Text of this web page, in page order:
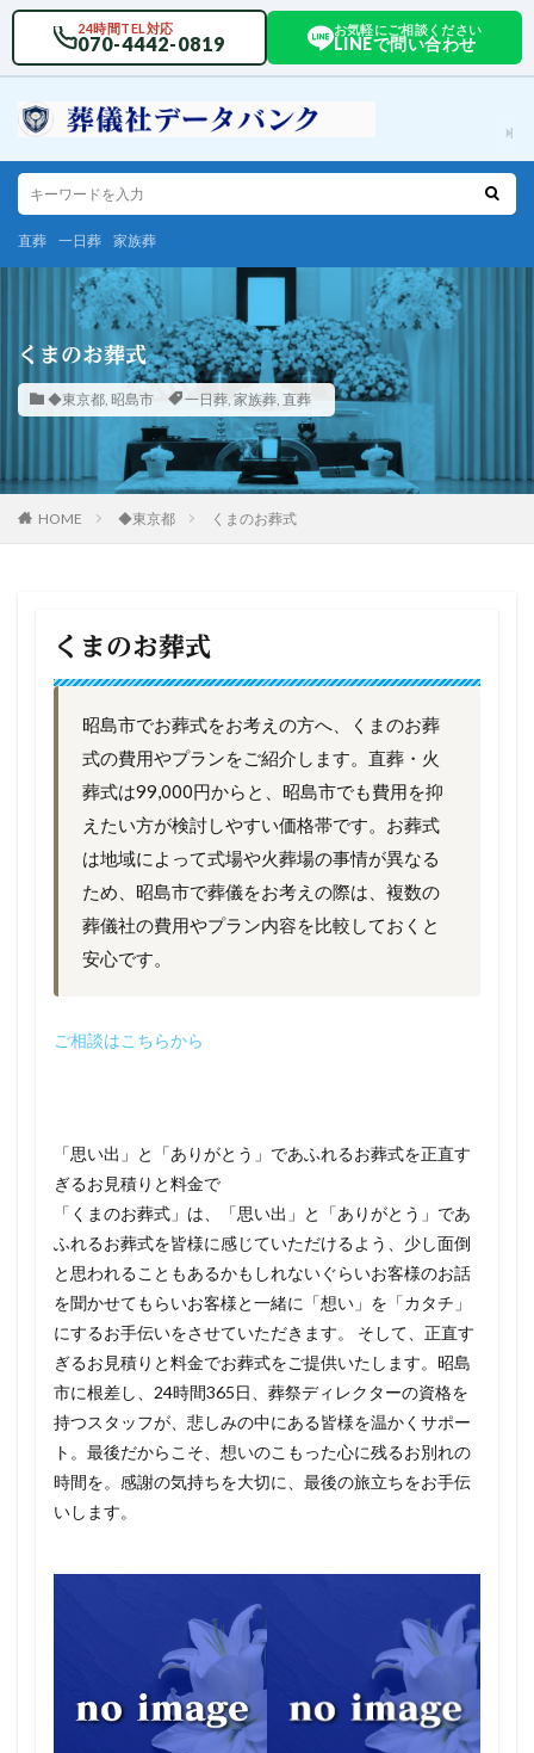
24時間TEL対応
070-4442-0819
お気軽にご相談ください
LINEで問い合わせ
直葬 一日葬 家族葬
くまのお葬式
◆東京都, 昭島市 一日葬, 家族葬, 直葬
HOME ◆東京都 くまのお葬式
くまのお葬式
昭島市でお葬式をお考えの方へ、くまのお葬
式の費用やプランをご紹介します。直葬・火
葬式は99,000円からと、昭島市でも費用を抑
えたい方が検討しやすい価格帯です。お葬式
は地域によって式場や火葬場の事情が異なる
ため、昭島市で葬儀をお考えの際は、複数の
葬儀社の費用やプラン内容を比較しておくと
安心です。
ご相談はこちらから
「思い出」と「ありがとう」であふれるお葬式を正直す
ぎるお見積りと料金で
「くまのお葬式」は、「思い出」と「ありがとう」であ
ふれるお葬式を皆様に感じていただけるよう、少し面倒
と思われることもあるかもしれないぐらいお客様のお話
を聞かせてもらいお客様と一緒に「想い」を「カタチ」
にするお手伝いをさせていただきます。 そして、正直す
ぎるお見積りと料金でお葬式をご提供いたします。昭島
市に根差し、24時間365日、葬祭ディレクターの資格を
持つスタッフが、悲しみの中にある皆様を温かくサポー
ト。最後だからこそ、想いのこもった心に残るお別れの
時間を。感謝の気持ちを大切に、最後の旅立ちをお手伝
いします。